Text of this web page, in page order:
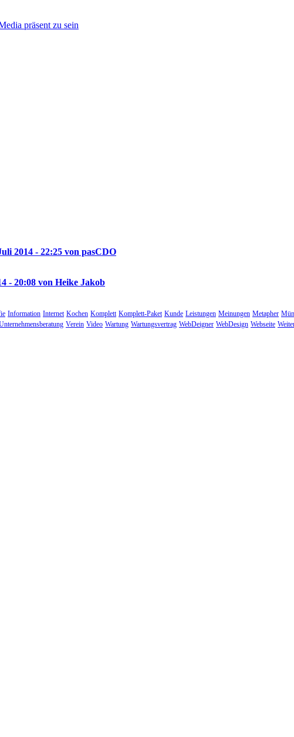
2014 - 22:25 von pasCDO
- 20:08 von Heike Jakob
Information Internet Kochen Komplett Komplett-Paket Kunde Leistungen Meinungen Metapher
Verein Video Wartung Wartungsvertrag WebDeigner WebDesign Webseite